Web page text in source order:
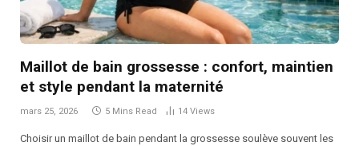
Maillot de bain grossesse : confort, maintien
et style pendant la maternité
mars 25, 2026 5 Mins Read 14 Views
Choisir un maillot de bain pendant la grossesse soulève souvent les